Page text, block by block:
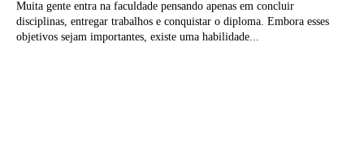
Muita gente entra na faculdade pensando apenas em concluir
disciplinas, entregar trabalhos e conquistar o diploma. Embora esses
objetivos sejam importantes, existe uma habilidade...